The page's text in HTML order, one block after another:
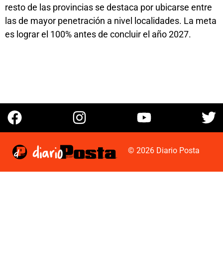
resto de las provincias se destaca por ubicarse entre
las de mayor penetración a nivel localidades. La meta
es lograr el 100% antes de concluir el año 2027.
© 2026 Diario Posta